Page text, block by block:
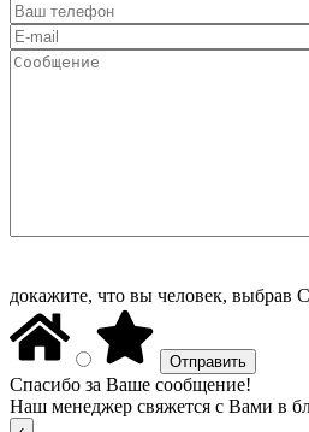
докажите, что вы человек, выбрав
Спасибо за Ваше сообщение!
Наш менеджер свяжется с Вами в